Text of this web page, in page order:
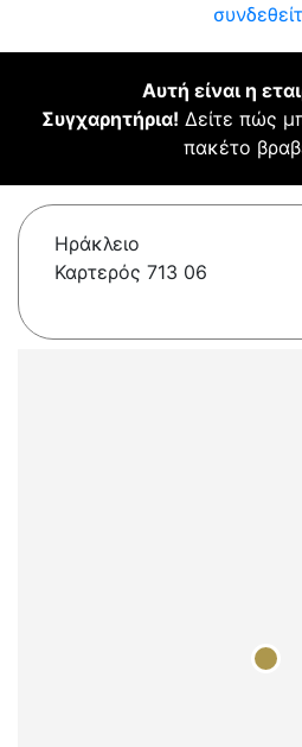
Αυτή είναι η
Συγχαρητήρια! Δείτε πώς
πακέτο
Ηράκλειο
Καρτερός 713 06